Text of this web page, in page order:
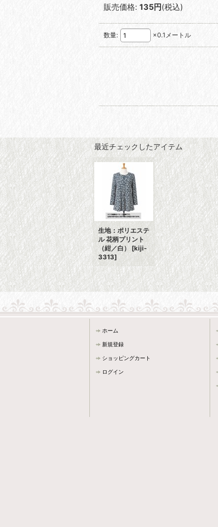
販売価格: 135円 (税込)
数量: ×0.1メートル
最近チェックしたアイテム
生地：ポリエステ
ル 花柄プリント
（紺／白） [kiji-
3313]
ホーム
新規登録
ショッピングカート
ログイン